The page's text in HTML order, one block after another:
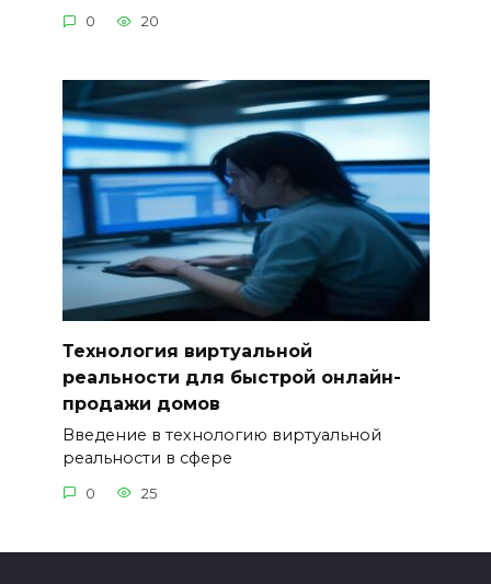
0 20
Технология виртуальной
реальности для быстрой онлайн-
продажи домов
Введение в технологию виртуальной
реальности в сфере
0 25